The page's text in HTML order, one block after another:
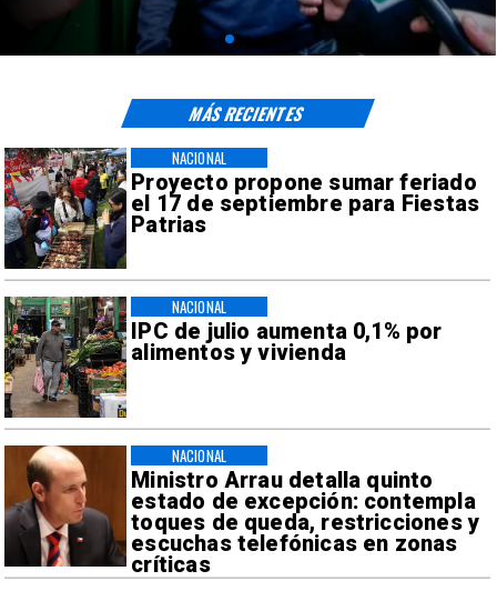
Proyecto propone sumar feriado
el 17 de septiembre para Fiestas
Patrias
NACIONAL
IPC de julio aumenta 0,1% por
alimentos y vivienda
NACIONAL
Ministro Arrau detalla quinto
estado de excepción: contempla
toques de queda, restricciones y
escuchas telefónicas en zonas
críticas
NACIONAL
MÁS RECIENTES